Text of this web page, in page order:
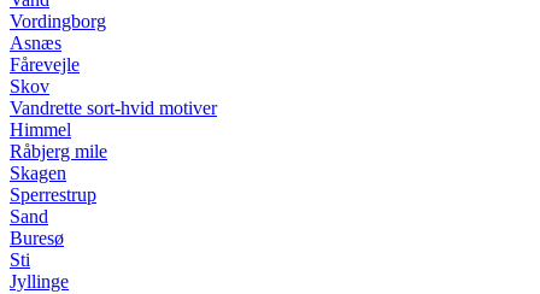
Vordingborg
Asnæs
Fårevejle
Skov
Vandrette sort-hvid motiver
Himmel
Råbjerg mile
Skagen
Sperrestrup
Sand
Buresø
Sti
Jyllinge